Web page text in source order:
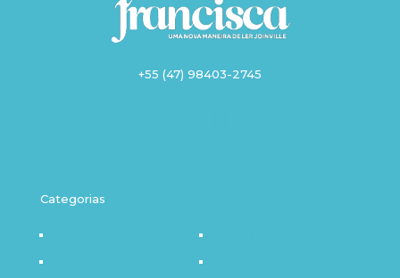
+55 (47) 98403-2745
Categorias